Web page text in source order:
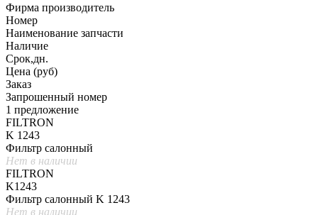
Фирма производитель
Номер
Наименование запчасти
Наличие
Срок,дн.
Цена (руб)
Заказ
Запрошенный номер
1 предложение
FILTRON
K 1243
Фильтр салонный
Нет в наличии
FILTRON
K1243
Фильтр салонный K 1243
Нет в наличии